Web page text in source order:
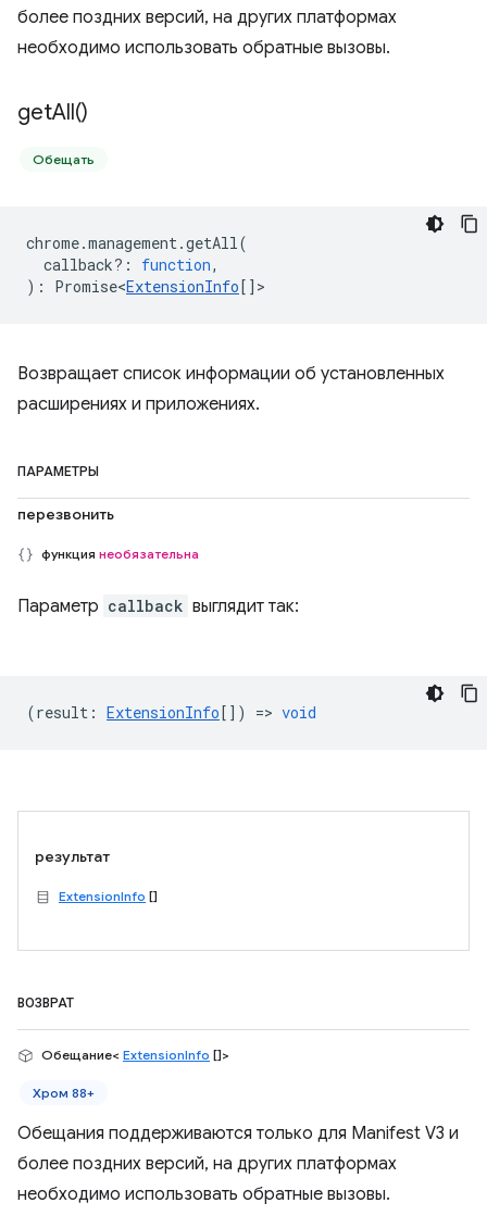
более поздних версий, на других платформах
необходимо использовать обратные вызовы.
getAll()
Обещать
chrome.management.getAll(
callback? : function,
) : Promise<ExtensionInfo[] >
Возвращает список информации об установленных
расширениях и приложениях.
ПАРАМЕТРЫ
перезвонить
функция необязательна
Параметр callback выглядит так:
(result : ExtensionInfo[]) => void
результат
ExtensionInfo []
ВОЗВРАТ
Обещание< ExtensionInfo []>
Хром 88+
Обещания поддерживаются только для Manifest V3 и
более поздних версий, на других платформах
необходимо использовать обратные вызовы.